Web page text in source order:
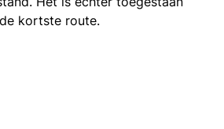
kortste route.